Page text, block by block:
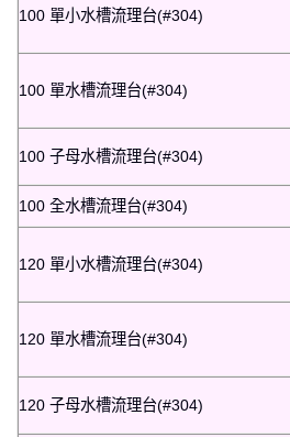
100 單小水槽流理台(#304)
100 單水槽流理台(#304)
100 子母水槽流理台(#304)
100 全水槽流理台(#304)
120 單小水槽流理台(#304)
120 單水槽流理台(#304)
120 子母水槽流理台(#304)